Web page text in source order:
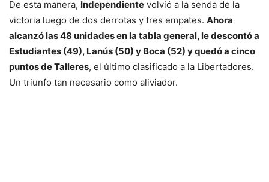
De esta manera, Independiente volvió a la senda de la
victoria luego de dos derrotas y tres empates. Ahora
alcanzó las 48 unidades en la tabla general, le descontó a
Estudiantes (49), Lanús (50) y Boca (52) y quedó a cinco
puntos de Talleres, el último clasificado a la Libertadores.
Un triunfo tan necesario como aliviador.